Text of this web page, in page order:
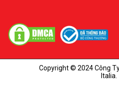
Copyright © 2024 Công
Italia.